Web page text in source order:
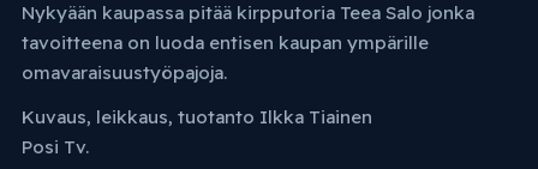
Nykyään kaupassa pitää kirpputoria Teea Salo jonka
tavoitteena on luoda entisen kaupan ympärille
omavaraisuustyöpajoja.
Kuvaus, leikkaus, tuotanto Ilkka Tiainen
Posi Tv.